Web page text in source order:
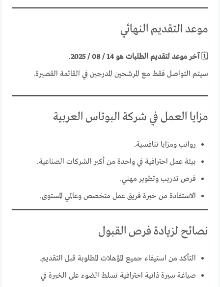
موعد التقديم النهائي
🗓آخر موعد لتقديم الطلبات هو 14 / 08 / 2025
.
سيتم التواصل فقط مع المرشحين المدرجين في القائمة القصيرة.
مزايا العمل في شركة البوتاس العربية
رواتب ومزايا تنافسية.
بيئة عمل احترافية في واحدة من أكبر الشركات الصناعية.
فرص تدريب وتطوير مهني.
الاستفادة من خبرة فريق عمل متخصص وعالمي المستوى.
نصائح لزيادة فرص القبول
التأكد من استيفاء جميع المؤهلات المطلوبة قبل التقديم.
صياغة سيرة ذاتية احترافية تسلط الضوء على الخبرة في